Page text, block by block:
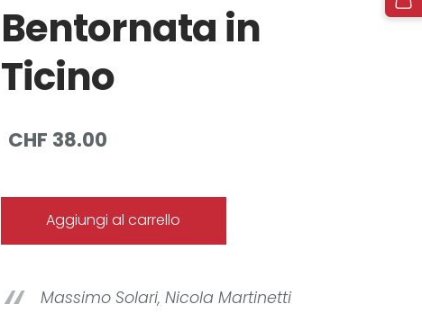
Bentornata in
Ticino
CHF 38.00
Aggiungi al carrello
Massimo Solari, Nicola Martinetti